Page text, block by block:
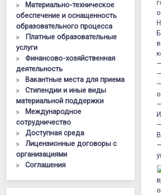
Материально-техническое
обеспечение и оснащенность
образовательного процесса
Платные образовательные
услуги
Финансово-хозяйственная
деятельность
Вакантные места для приема
Стипендии и иные виды
материальной поддержки
Международное
сотрудничество
Доступная среда
Лицензионные договоры с
организациями
Соглашения